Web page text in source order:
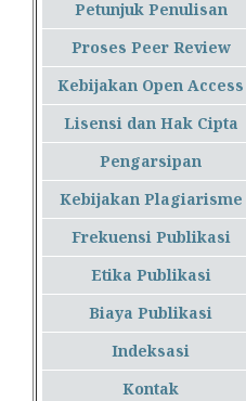
Petunjuk Penulisan
Proses Peer Review
Kebijakan Open Access
Lisensi dan Hak Cipta
Pengarsipan
Kebijakan Plagiarisme
Frekuensi Publikasi
Etika Publikasi
Biaya Publikasi
Indeksasi
Kontak